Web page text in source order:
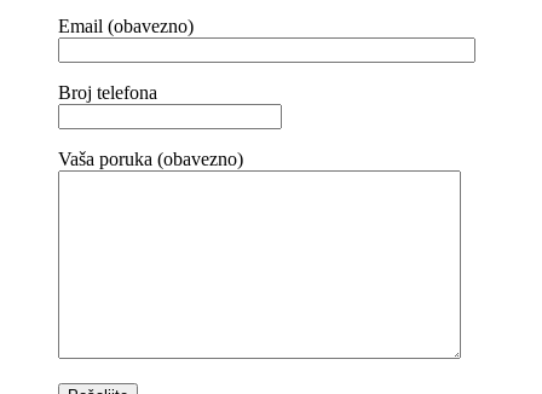
Email (obavezno)
Broj telefona
Vaša poruka (obavezno)